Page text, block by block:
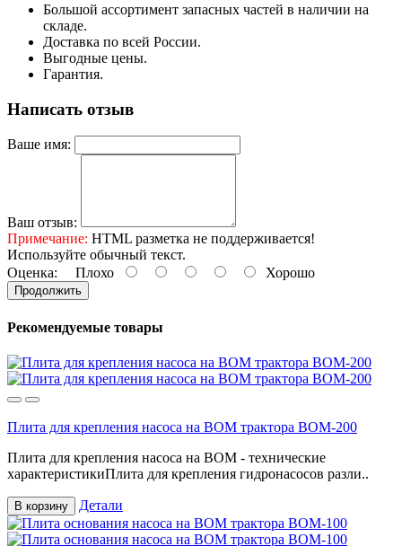
Большой ассортимент запасных частей в наличии на
складе.
Доставка по всей России.
Выгодные цены.
Гарантия.
Написать отзыв
Ваше имя:
Ваш отзыв:
Примечание: HTML разметка не поддерживается!
Используйте обычный текст.
Оценка: Плохо Хорошо
Продолжить
Рекомендуемые товары
Плита для крепления насоса на ВОМ трактора ВОМ-200
Плита для крепления насоса на ВОМ - технические
характеристикиПлита для крепления гидронасосов разли..
В корзину Детали